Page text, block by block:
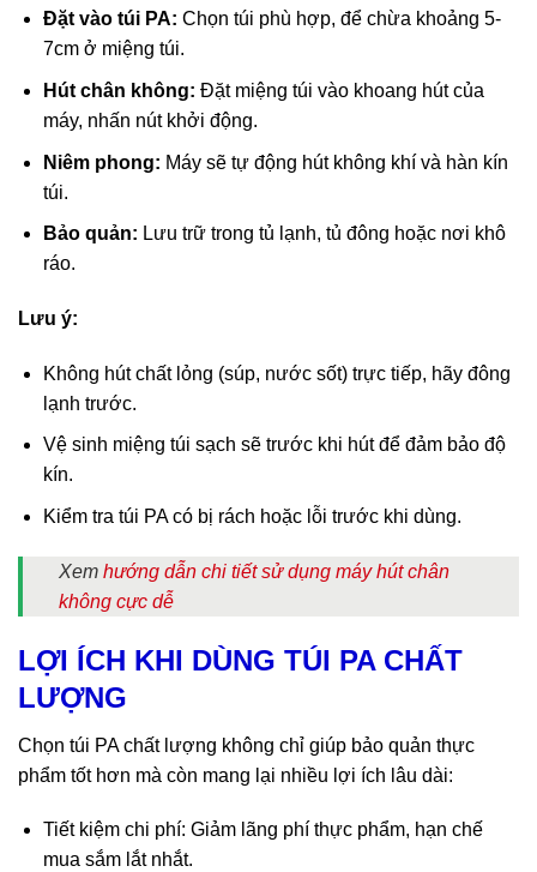
Đặt vào túi PA: Chọn túi phù hợp, để chừa khoảng 5-
7cm ở miệng túi.
Hút chân không: Đặt miệng túi vào khoang hút của
máy, nhấn nút khởi động.
Niêm phong: Máy sẽ tự động hút không khí và hàn kín
túi.
Bảo quản: Lưu trữ trong tủ lạnh, tủ đông hoặc nơi khô
ráo.
Lưu ý:
Không hút chất lỏng (súp, nước sốt) trực tiếp, hãy đông
lạnh trước.
Vệ sinh miệng túi sạch sẽ trước khi hút để đảm bảo độ
kín.
Kiểm tra túi PA có bị rách hoặc lỗi trước khi dùng.
Xem hướng dẫn chi tiết sử dụng máy hút chân
không cực dễ
LỢI ÍCH KHI DÙNG TÚI PA CHẤT
LƯỢNG
Chọn túi PA chất lượng không chỉ giúp bảo quản thực
phẩm tốt hơn mà còn mang lại nhiều lợi ích lâu dài:
Tiết kiệm chi phí: Giảm lãng phí thực phẩm, hạn chế
mua sắm lắt nhắt.